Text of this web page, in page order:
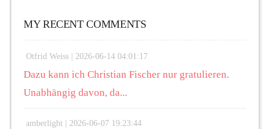
MY RECENT COMMENTS
Otfrid Weiss | 2026-06-14 04:01:17
Dazu kann ich Christian Fischer nur gratulieren.
Unabhängig davon, da...
amberlight | 2026-06-07 19:23:44